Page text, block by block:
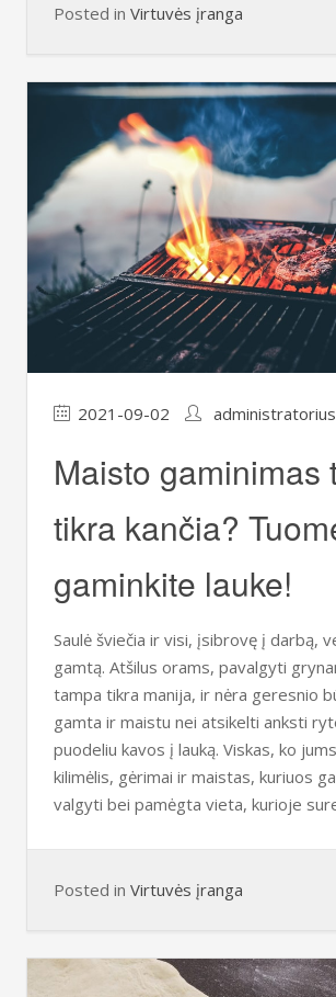
Posted in Virtuvės įranga
2021-09-02 administratorius
Maisto gaminimas
tikra kančia?
gaminkite lauke!
Saulė šviečia ir visi, įsibrovę į darbą,
gamtą. Atšilus orams, pavalgyti
tampa tikra manija, ir nėra geresnio
gamta ir maistu nei atsikelti anksti
puodeliu kavos į lauką. Viskas, ko
kilimėlis, gėrimai ir maistas, kuriuos
valgyti bei pamėgta vieta, kurioje
Posted in Virtuvės įranga